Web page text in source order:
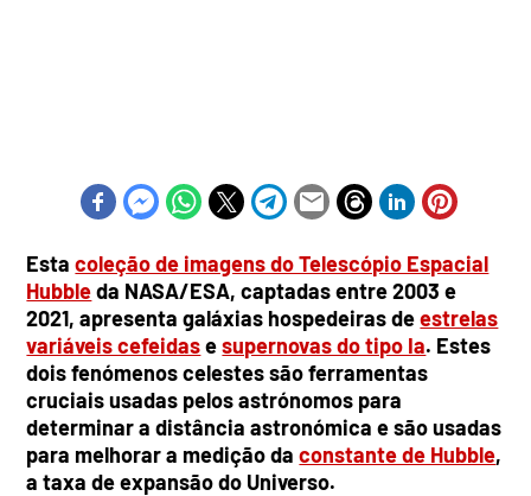
Estacoleção de imagens do Telescópio Espacial
Hubbleda NASA/ESA, captadas entre 2003 e
2021, apresenta galáxias hospedeiras deestrelas
variáveis cefeidasesupernovas do tipo Ia. Estes
dois fenómenos celestes são ferramentas
cruciais usadas pelos astrónomos para
determinar a distância astronómica e são usadas
para melhorar a medição daconstante de Hubble,
a taxa de expansão do Universo.